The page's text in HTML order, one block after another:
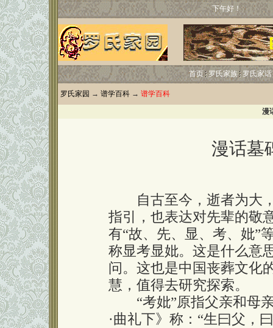
下午好！
首页 罗氏家族 罗氏家话
罗氏家园 → 谱学百科 → 谱学百科
漫
漫话墓
自古至今，逝者为大，
指引，也表达对先辈的敬
有“故、先、显、考、妣”
称显考显妣。这是什么意
问。这也是中国丧葬文化
慧，值得去研究探索。
“考妣”原指父亲和母亲
·曲礼下》称：“生曰父，